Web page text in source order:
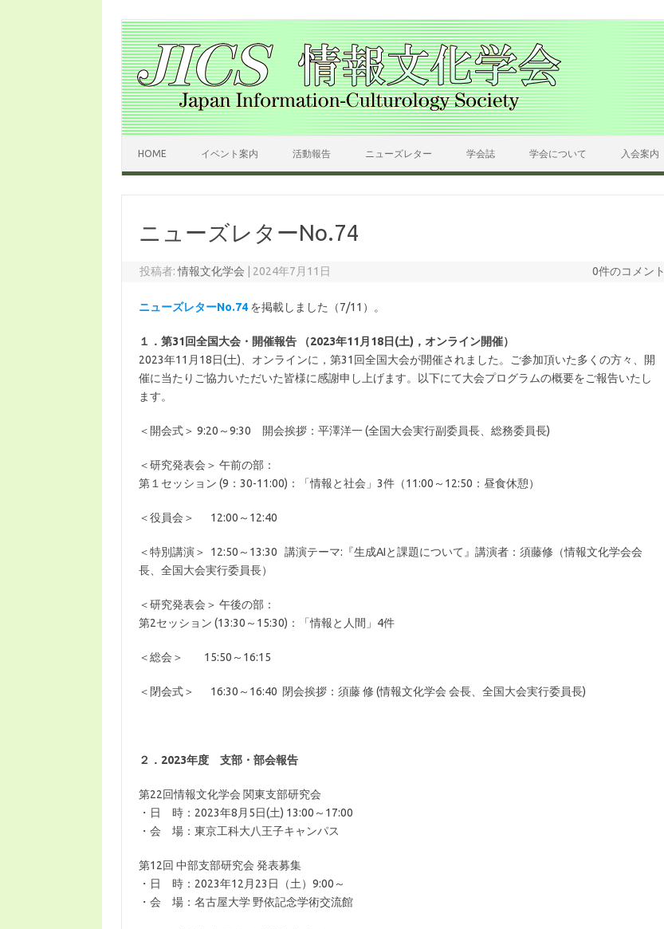
HOME イベント案内 活動報告 ニューズレター 学会誌 学会について 入会案内
ニューズレターNo.74
投稿者:情報文化学会 2024年7月11日 0件のコメント
ニューズレターNo.74 を掲載しました（7/11）。
１．第31回全国大会・開催報告 （2023年11月18日(土)，オンライン開催）
2023年11月18日(土)、オンラインに，第31回全国大会が開催されました。ご参加頂いた多くの方々、開
催に当たりご協力いただいた皆様に感謝申し上げます。以下にて大会プログラムの概要をご報告いたし
ます。
＜開会式＞ 9:20～9:30 開会挨拶：平澤洋一 (全国大会実行副委員長、総務委員長)
＜研究発表会＞ 午前の部：
第１セッション (9：30-11:00)：「情報と社会」3件（11:00～12:50：昼食休憩）
＜役員会＞ 12:00～12:40
＜特別講演＞ 12:50～13:30 講演テーマ:『生成AIと課題について』講演者：須藤修（情報文化学会会
長、全国大会実行委員長）
＜研究発表会＞ 午後の部：
第2セッション (13:30～15:30)：「情報と人間」4件
＜総会＞ 15:50～16:15
＜閉会式＞ 16:30～16:40 閉会挨拶：須藤 修 (情報文化学会 会長、全国大会実行委員長)
２．2023年度 支部・部会報告
第22回情報文化学会 関東支部研究会
・日 時：2023年8月5日(土) 13:00～17:00
・会 場：東京工科大八王子キャンパス
第12回 中部支部研究会 発表募集
・日 時：2023年12月23日（土）9:00～
・会 場：名古屋大学 野依記念学術交流館